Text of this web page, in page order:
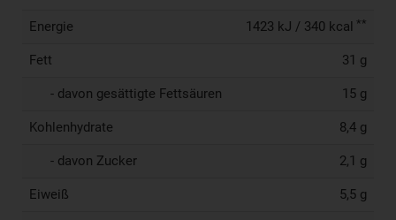
Energie 1423 kJ / 340 kcal **
Fett 31 g
- davon gesättigte Fettsäuren 15 g
Kohlenhydrate 8,4 g
- davon Zucker 2,1 g
Eiweiß 5,5 g